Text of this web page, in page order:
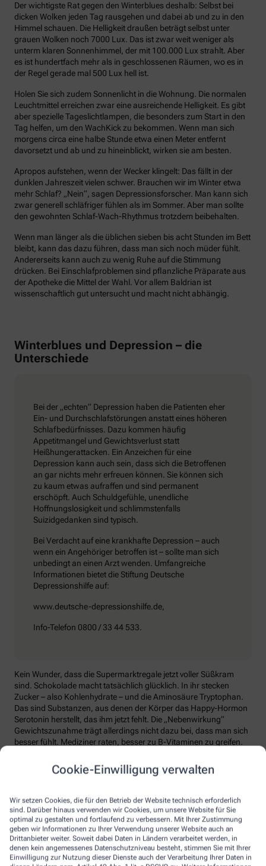
Cookie-Einwilligung verwalten
Wir setzen Cookies, die für den Betrieb der Website technisch erforderlich
sind. Darüber hinaus verwenden wir Cookies, um unsere Website für Sie
optimal zu gestalten und fortlaufend zu verbessern. Mit Ihrer Zustimmung
geben wir Informationen zu Ihrer Verwendung unserer Website auch an
Drittanbieter weiter. Soweit dabei Daten in Ländern verarbeitet werden, in
denen kein angemessenes Datenschutzniveau besteht, stimmen Sie mit Ihrer
Einwilligung zur Nutzung dieser Dienste auch der Verarbeitung Ihrer Daten in
Der wichtigste Rat gegen den Winterblues deshalb: Selbst bei
dicken Wolken jeden Tag rausgehen und dabei ab und zu in den
Himmel schauen. Die Helligkeit draußen beträgt selbst unter
grauen Wolken noch 7000 Lux. Das ist zwar weit weniger als
unterm klaren Sonnenhimmel, der mit 100.000 Lux strahlt. Aber
es ist hundertfach mehr als in geschlossenen Räumen, wo es in
der Regel gerade mal 500 Lux hell ist.
Holen Sie sich zudem Sonnenlicht in die Wohnung. Die normalen
Leuchtmittel erreichen zwar eine ausreichende Helligkeit. Es gibt
aber spezielle Tageslichtlampen, die besonders zum Start in den
Tag helfen, um den WachKick zu bekommen. Wenn man sich
morgens circa eine halbe Stunde etwa einen Meter entfernt
davorsetzt und ab und zu hineinblickt, wirken sie am besten.
Apropos aufstehen, wenn der Wecker klingelt: Das fällt in der
dunklen Jahreszeit vielen schwer. Brauchen wir im Winter etwa
mehr Schlaf? „Nein“, sagen Depressionsforscher. Man kann sich
zwar generell schläfriger fühlen als im Sommer. Aber man sollte
den gewohnten Schlaf-Wach-Rhythmus trotzdem beibehalten.
Wenn man länger als die üblichen sieben bis acht Stunden im Bett
bleibt, kann das dazu führen, dass man sich noch müder fühlt.
Andererseits kann auch zu wenig Ruhe auf die Stimmung
drücken. Bei Einschlafproblemen sind pflanzliche Präparate aus
der Apotheke die Mittel der Wahl. Vor allem Baldrian ist
wissenschaftlich gut untersucht und macht nicht abhängig.
Winterblues und Depression – die
Unterschiede
Bei der „echten“ Depression haben die Patienten eher
Ein- und Durchschlafstörungen anstatt eines höheren
Schlafbedürfnisses. Dazu kommen häufig
Appetitmangel und Gewichtsverlust statt
Heißhungerattacken. Ein Anzeichen für eine
Depression kann auch sein, dass sich die Betroffenen
an gar nichts mehr erfreuen können. Sie können sich
zu kaum etwas aufraffen und sind permanent
erschöpft. Auch Schuldgefühle, unendliche
Hoffnungslosigkeit und schlimmstenfalls
Suizidgedanken sind typisch.
Bei Verdacht auf eine krankhafte Depression – auch
wenn ein Angehöriger betroffen ist – sollte man sich
unbedingt an einen Arzt wenden. Umfangreiche
Informationen bietet die Stiftung Deutsche
Depressionshilfe auf:
www.deutsche-depressionshilfe.de,
Info-Telefon 0800 / 33 44 533.
Kein Wunder, dass die Supermarktregale jetzt voller Süßkram
sind. Schokolade macht tatsächlich glücklich. In ihr stecken
Zucker – also Kohlenhydrate – und die Aminosäure Tryptophan.
Das sind Substanzen, aus denen der Körper das Happy-Hormon
Serotonin herstellt, das ihm jetzt fehlt. Die „Nebenwirkung“
Gewichtszunahme trägt allerdings nicht dazu bei, dass man sich
besser fühlt. Mediziner raten, besser zu B-Vitaminen zu greifen.
Energiestoffwechsel und unterstützen die Stressverarbeitung.
zurückzuziehen. Im Gegenteil: Aktiv zu bleiben, mit Familie und
Freunden etwas zu unternehmen, viel frische Luft zu tanken und
sich zum Beispiel mit seinem Hobby intensiv zu beschäftigen, hebt
die Laune. Dabei hilft, sich jeden Sonntag zu notieren, was man in
der kommenden Woche Schönes machen will.
Sommer-Feeling lässt sich auch zurückholen: mit anderen in